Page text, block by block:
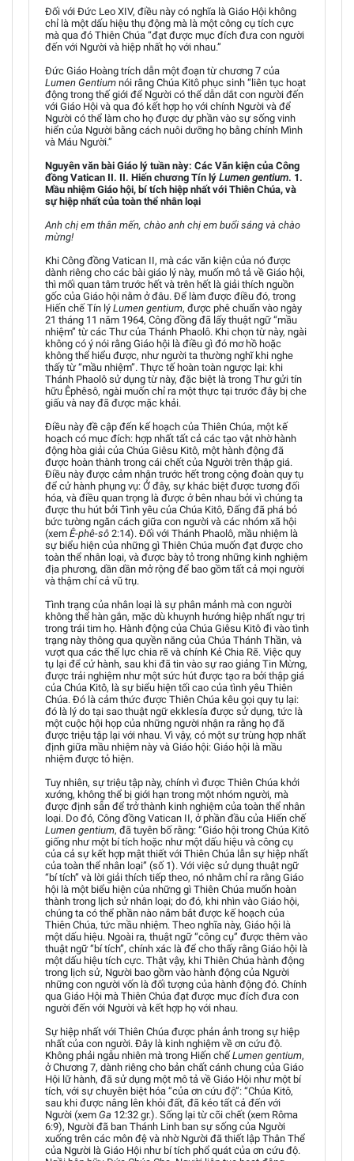
Đối với Đức Leo XIV, điều này có nghĩa là Giáo Hội không
chỉ là một dấu hiệu thụ động mà là một công cụ tích cực
mà qua đó Thiên Chúa “đạt được mục đích đưa con người
đến với Người và hiệp nhất họ với nhau.”
Đức Giáo Hoàng trích dẫn một đoạn từ chương 7 của
Lumen Gentium nói rằng Chúa Kitô phục sinh “liên tục hoạt
động trong thế giới để Người có thể dẫn dắt con người đến
với Giáo Hội và qua đó kết hợp họ với chính Người và để
Người có thể làm cho họ được dự phần vào sự sống vinh
hiển của Người bằng cách nuôi dưỡng họ bằng chính Mình
và Máu Người.”
Nguyên văn bài Giáo lý tuần này: Các Văn kiện của Công
đồng Vatican II. II. Hiến chương Tín lý Lumen gentium. 1.
Mầu nhiệm Giáo hội, bí tích hiệp nhất với Thiên Chúa, và
sự hiệp nhất của toàn thể nhân loại
Anh chị em thân mến, chào anh chị em buổi sáng và chào
mừng!
Khi Công đồng Vatican II, mà các văn kiện của nó được
dành riêng cho các bài giáo lý này, muốn mô tả về Giáo hội,
thì mối quan tâm trước hết và trên hết là giải thích nguồn
gốc của Giáo hội nằm ở đâu. Để làm được điều đó, trong
Hiến chế Tín lý Lumen gentium, được phê chuẩn vào ngày
21 tháng 11 năm 1964, Công đồng đã lấy thuật ngữ “mầu
nhiệm” từ các Thư của Thánh Phaolô. Khi chọn từ này, ngài
không có ý nói rằng Giáo hội là điều gì đó mơ hồ hoặc
không thể hiểu được, như người ta thường nghĩ khi nghe
thấy từ “mầu nhiệm”. Thực tế hoàn toàn ngược lại: khi
Thánh Phaolô sử dụng từ này, đặc biệt là trong Thư gửi tín
hữu Êphêsô, ngài muốn chỉ ra một thực tại trước đây bị che
giấu và nay đã được mặc khải.
Điều này đề cập đến kế hoạch của Thiên Chúa, một kế
hoạch có mục đích: hợp nhất tất cả các tạo vật nhờ hành
động hòa giải của Chúa Giêsu Kitô, một hành động đã
được hoàn thành trong cái chết của Người trên thập giá.
Điều này được cảm nhận trước hết trong cộng đoàn quy tụ
để cử hành phụng vụ: Ở đây, sự khác biệt được tương đối
hóa, và điều quan trọng là được ở bên nhau bởi vì chúng ta
được thu hút bởi Tình yêu của Chúa Kitô, Đấng đã phá bỏ
bức tường ngăn cách giữa con người và các nhóm xã hội
(xem Ê-phê-sô 2:14). Đối với Thánh Phaolô, mầu nhiệm là
sự biểu hiện của những gì Thiên Chúa muốn đạt được cho
toàn thể nhân loại, và được bày tỏ trong những kinh nghiệm
địa phương, dần dần mở rộng để bao gồm tất cả mọi người
và thậm chí cả vũ trụ.
Tình trạng của nhân loại là sự phân mảnh mà con người
không thể hàn gắn, mặc dù khuynh hướng hiệp nhất ngự trị
trong trái tim họ. Hành động của Chúa Giêsu Kitô đi vào tình
trạng này thông qua quyền năng của Chúa Thánh Thần, và
vượt qua các thế lực chia rẽ và chính Kẻ Chia Rẽ. Việc quy
tụ lại để cử hành, sau khi đã tin vào sự rao giảng Tin Mừng,
được trải nghiệm như một sức hút được tạo ra bởi thập giá
của Chúa Kitô, là sự biểu hiện tối cao của tình yêu Thiên
Chúa. Đó là cảm thức được Thiên Chúa kêu gọi quy tụ lại:
đó là lý do tại sao thuật ngữ ekklesía được sử dụng, tức là
một cuộc hội họp của những người nhận ra rằng họ đã
được triệu tập lại với nhau. Vì vậy, có một sự trùng hợp nhất
định giữa mầu nhiệm này và Giáo hội: Giáo hội là mầu
nhiệm được tỏ hiện.
Tuy nhiên, sự triệu tập này, chính vì được Thiên Chúa khởi
xướng, không thể bị giới hạn trong một nhóm người, mà
được định sẵn để trở thành kinh nghiệm của toàn thể nhân
loại. Do đó, Công đồng Vatican II, ở phần đầu của Hiến chế
Lumen gentium, đã tuyên bố rằng: “Giáo hội trong Chúa Kitô
giống như một bí tích hoặc như một dấu hiệu và công cụ
của cả sự kết hợp mật thiết với Thiên Chúa lẫn sự hiệp nhất
của toàn thể nhân loại” (số 1). Với việc sử dụng thuật ngữ
“bí tích” và lời giải thích tiếp theo, nó nhằm chỉ ra rằng Giáo
hội là một biểu hiện của những gì Thiên Chúa muốn hoàn
thành trong lịch sử nhân loại; do đó, khi nhìn vào Giáo hội,
chúng ta có thể phần nào nắm bắt được kế hoạch của
Thiên Chúa, tức mầu nhiệm. Theo nghĩa này, Giáo hội là
một dấu hiệu. Ngoài ra, thuật ngữ “công cụ” được thêm vào
thuật ngữ “bí tích”, chính xác là để cho thấy rằng Giáo hội là
một dấu hiệu tích cực. Thật vậy, khi Thiên Chúa hành động
trong lịch sử, Người bao gồm vào hành động của Người
những con người vốn là đối tượng của hành động đó. Chính
qua Giáo Hội mà Thiên Chúa đạt được mục đích đưa con
người đến với Người và kết hợp họ với nhau.
Sự hiệp nhất với Thiên Chúa được phản ảnh trong sự hiệp
nhất của con người. Đây là kinh nghiệm về ơn cứu độ.
Không phải ngẫu nhiên mà trong Hiến chế Lumen gentium,
ở Chương 7, dành riêng cho bản chất cánh chung của Giáo
Hội lữ hành, đã sử dụng một mô tả về Giáo Hội như một bí
tích, với sự chuyên biệt hóa “của ơn cứu độ”: “Chúa Kitô,
sau khi được nâng lên khỏi đất, đã kéo tất cả đến với
Người (xem Ga 12:32 gr.). Sống lại từ cõi chết (xem Rôma
6:9), Người đã ban Thánh Linh ban sự sống của Người
xuống trên các môn đệ và nhờ Người đã thiết lập Thân Thể
của Người là Giáo Hội như bí tích phổ quát của ơn cứu độ.